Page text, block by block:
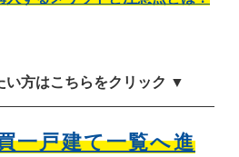
い方はこちらをクリック ▼
一戸建て一覧へ進